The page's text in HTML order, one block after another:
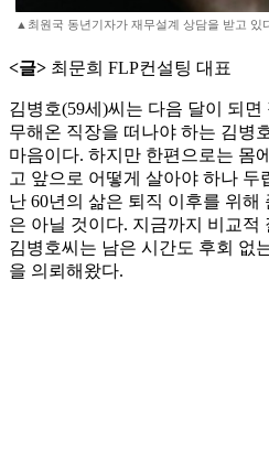
▲최원국 동년기자가 재무설계 상담을 받고 있
<글> 최문희 FLP컨설팅 대표
김병호(59세)씨는 다음 달이 되
무해온 직장을 떠나야 하는 김병
마음이다. 하지만 한편으로는 몸
고 앞으로 어떻게 살아야 하나 두
난 60년의 삶은 퇴직 이후를 위해
은 아닐 것이다. 지금까지 비교적
김병호씨는 남은 시간도 후회 없
을 의뢰해왔다.